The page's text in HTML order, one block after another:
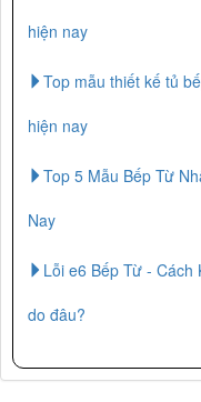
hiện nay
Top mẫu thiết kế tủ
hiện nay
Top 5 Mẫu Bếp Từ
Nay
Lỗi e6 Bếp Từ - Cách
do đâu?